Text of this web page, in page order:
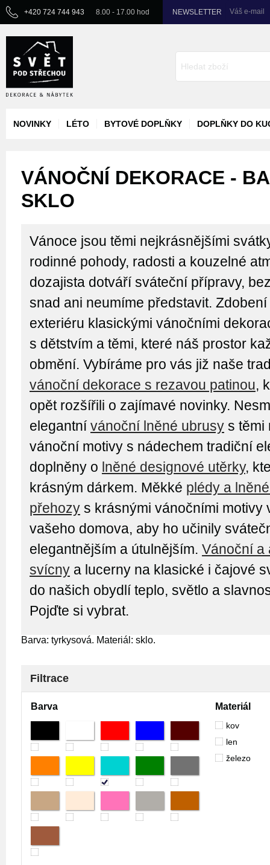
+420 724 744 943 8.00 - 17.00 hod NEWSLETTER Váš e-mail
NOVINKY LÉTO BYTOVÉ DOPLŇKY DOPLŇKY DO
VÁNOČNÍ DEKORACE -
SKLO
Vánoce jsou těmi nejkrásnějšími
rodinné pohody, radosti a kouzelné
dozajista dotváří sváteční přípravy,
snad ani neumíme představit.
exteriéru klasickými vánočními
s dětstvím a těmi, které náš prostor
obmění. Vybíráme pro vás již naše
vánoční dekorace s rezavou patinou,
opět rozšířili o zajímavé novinky.
elegantnívánoční lněné ubrusy s těmi
vánoční motivy s nádechem tradiční
doplněny o lněné designové utěrky,
krásným dárkem. Měkké plédy a
přehozy s krásnými vánočními motivy
vašeho domova, aby ho učinily
elegantnějším a útulnějším. Vánoční a
svícny a lucerny na klasické i čajové
do našich obydlí teplo, světlo a
Pojďte si vybrat.
Barva: tyrkysová. Materiál: sklo.
Filtrace
Barva Materiál
kov
len
železo